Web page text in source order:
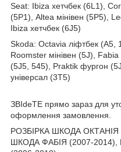
Seat: Ibiza хетчбек (6L1),
(5P1), Altea мінівен (5P5),
Ibiza хетчбек (6J5)
Skoda: Octavia ліфтбек (A5,
Roomster мінівен (5J),
(5J5, 545), Praktik фургон
універсал (3T5)
ЗВІdeТЕ прямо зараз для
оформлення замовлення.
РОЗБІРКА ШКОДА ОКТАНІЯ
ШКОДА ФАБІЯ (2007-